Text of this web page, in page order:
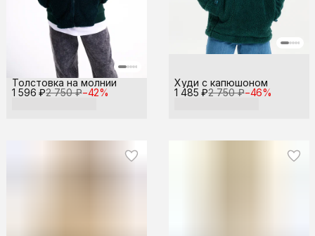
1 596 ₽2 750 ₽−42%
Толстовка на молнии
1 485 ₽2 750 ₽−46%
Худи с капюшоном